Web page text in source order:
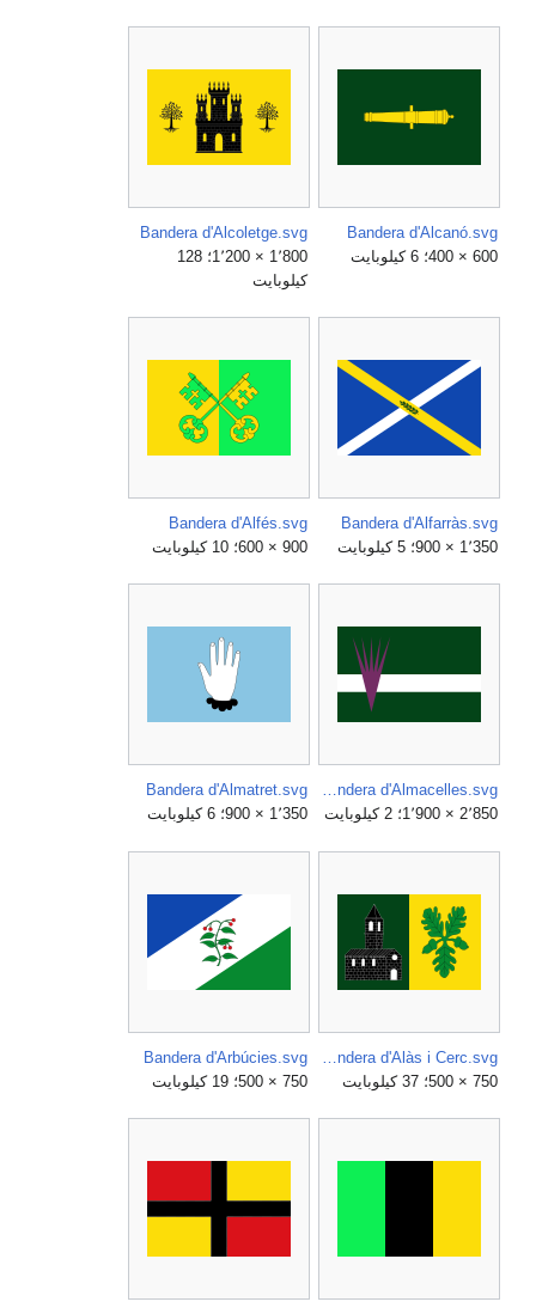
Bandera d'Alcanó.svg
600 × 400؛ 6 كيلوبايت
Bandera d'Alcoletge.svg
1٬800 × 1٬200؛ 128
كيلوبايت
Bandera d'Alfarràs.svg
1٬350 × 900؛ 5 كيلوبايت
Bandera d'Alfés.svg
900 × 600؛ 10 كيلوبايت
Bandera d'Almacelles.svg
2٬850 × 1٬900؛ 2 كيلوبايت
Bandera d'Almatret.svg
1٬350 × 900؛ 6 كيلوبايت
750 × 500؛ 37 كيلوبايت
Bandera d'Arbúcies.svg
750 × 500؛ 19 كيلوبايت